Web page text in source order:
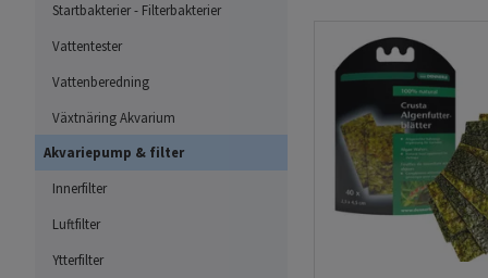
Startbakterier - Filterbakterier
Vattentester
Vattenberedning
Växtnäring Akvarium
Akvariepump & filter
Innerfilter
Luftfilter
Ytterfilter
partiklar och ibland
naturen kontinuerligt
"renhållare" i
behöver räkor i
deras näringsbehov.
Det viktigaste för att
proteiner, vitaminer,
regenerering, medan